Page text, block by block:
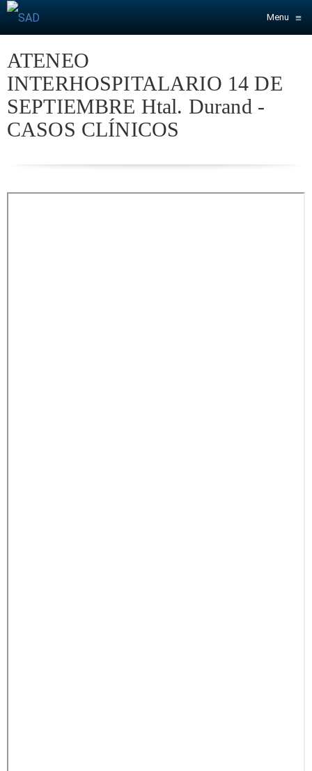
Menu ≡
ATENEO
INTERHOSPITALARIO 14 DE
SEPTIEMBRE Htal. Durand -
CASOS CLÍNICOS